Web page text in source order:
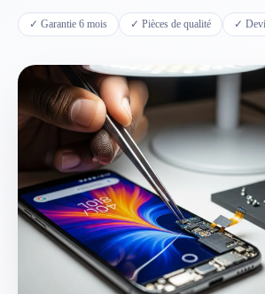
Gros-de-Vaud
Broye
Jura & Plateau
Hors zone 2
→ Toutes les zones d'intervention (21 villes)
079 716 53 82
✓ Garantie 6 mois ✓ Pièces de qualité ✓